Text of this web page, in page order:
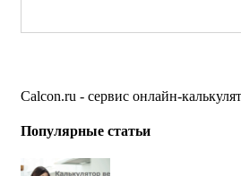
Calcon.ru - сервис онлайн-
Популярные статьи